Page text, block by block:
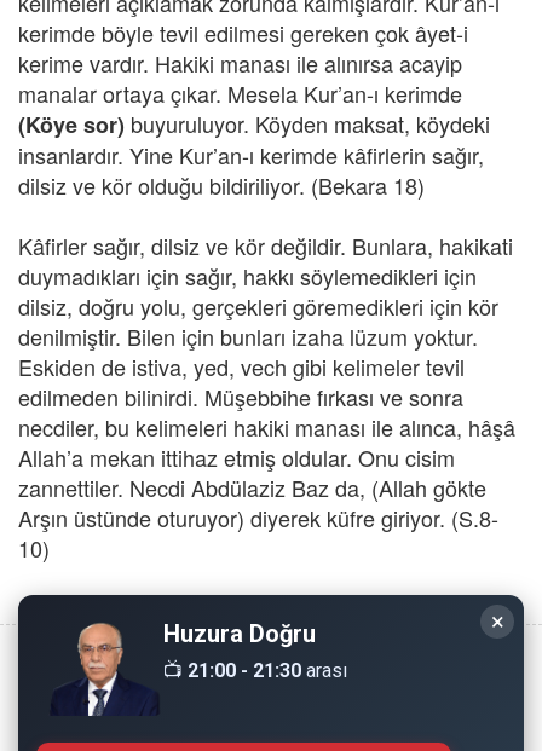
kerimde böyle tevil edilmesi gereken çok âyet-i
kerime vardır. Hakiki manası ile alınırsa acayip
manalar ortaya çıkar. Mesela Kur’an-ı kerimde
(Köye sor) buyuruluyor. Köyden maksat, köydeki
insanlardır. Yine Kur’an-ı kerimde kâfirlerin sağır,
dilsiz ve kör olduğu bildiriliyor. (Bekara 18)
Kâfirler sağır, dilsiz ve kör değildir. Bunlara, hakikati
duymadıkları için sağır, hakkı söylemedikleri için
dilsiz, doğru yolu, gerçekleri göremedikleri için kör
denilmiştir. Bilen için bunları izaha lüzum yoktur.
Eskiden de istiva, yed, vech gibi kelimeler tevil
edilmeden bilinirdi. Müşebbihe fırkası ve sonra
necdiler, bu kelimeleri hakiki manası ile alınca, hâşâ
Allah’a mekan ittihaz etmiş oldular. Onu cisim
zannettiler. Necdi Abdülaziz Baz da, (Allah gökte
Arşın üstünde oturuyor) diyerek küfre giriyor. (S.8-
10)
Copyright © 2008 - Dinimiz İslam. Her Hakkı Saklıdır.
×
Huzura Doğru
📺 21:00 - 21:30 arası